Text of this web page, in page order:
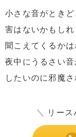
小さな音がとき
害はないかもし
聞こえてくるかは
夜中にうるさい
したいのに邪魔
＼ リース